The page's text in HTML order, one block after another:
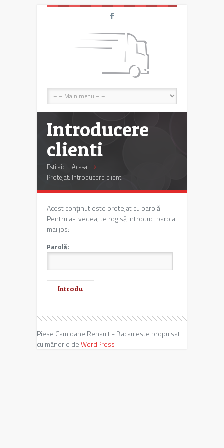
F
Introducere
clienti
Esti aici Acasa
Protejat: Introducere clienti
Acest conținut este protejat cu parolă.
Pentru a-l vedea, te rog să introduci parola
mai jos:
Parolă:
Piese Camioane Renault - Bacau este propulsat
cu mândrie deWordPress